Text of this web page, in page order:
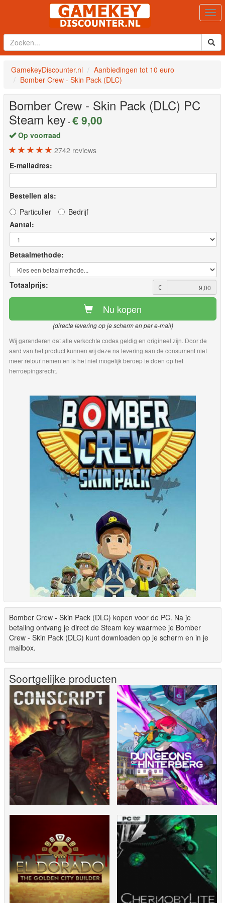
GamekeyDiscounter.nl
Aanbiedingen tot 10 euro
Bomber Crew - Skin Pack (DLC)
Bomber Crew - Skin Pack (DLC) PC
Steam key - € 9,00
Op voorraad
2742 reviews
E-mailadres:
Bestellen als:
Particulier
Bedrijf
Aantal:
Betaalmethode:
Totaalprijs: €
Nu kopen
(directe levering op je scherm en per e-mail)
Wij garanderen dat alle verkochte codes geldig en origineel zijn. Door de
aard van het product kunnen wij deze na levering aan de consument niet
meer retour nemen en is het niet mogelijk beroep te doen op het
herroepingsrecht.
Bomber Crew - Skin Pack (DLC) kopen voor de PC. Na je
betaling ontvang je direct de Steam key waarmee je Bomber
Crew - Skin Pack (DLC) kunt downloaden op je scherm en in je
mailbox.
Soortgelijke producten